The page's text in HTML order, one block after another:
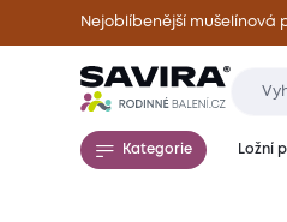
Nejoblíbenější mušelínová
Kategorie Ložní